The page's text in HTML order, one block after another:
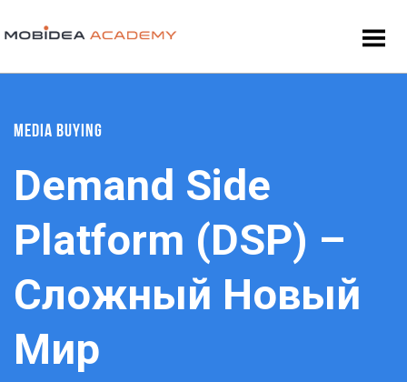
MEDIA BUYING
Demand Side
Platform (DSP) –
Сложный Новый
Мир